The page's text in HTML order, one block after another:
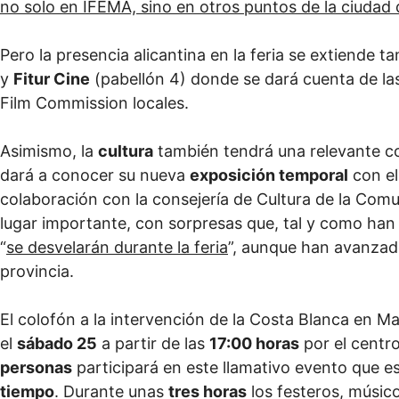
no solo en IFEMA, sino en otros puntos de la
Pero la presencia alicantina en la feria se extiende
y Fitur Cine (pabellón 4) donde se dará cuenta de
Film Commission locales.
Asimismo, la cultura también tendrá una relevante
dará a conocer su nueva exposición temporal con
colaboración con la consejería de Cultura de la
lugar importante, con sorpresas que, tal y como
“se desvelarán durante la feria”, aunque han
provincia.
El colofón a la intervención de la Costa Blanca en
el sábado 25 a partir de las 17:00 horas por el
personas participará en este llamativo evento que
tiempo. Durante unas tres horas los festeros,